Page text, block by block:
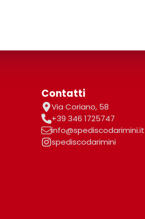
Contatti
Via Coriano, 58
+39 346 1725747
info@spediscodarimini.it
spediscodarimini